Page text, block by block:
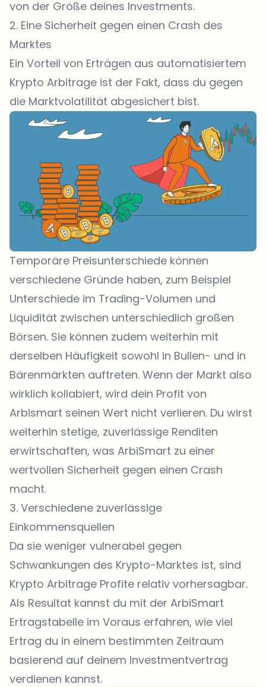
von der Größe deines Investments.
2. Eine Sicherheit gegen einen Crash des
Marktes
Ein Vorteil von Erträgen aus automatisiertem
Krypto Arbitrage ist der Fakt, dass du gegen
die Marktvolatilität abgesichert bist.
Temporäre Preisunterschiede können
verschiedene Gründe haben, zum Beispiel
Unterschiede im Trading-Volumen und
Liquidität zwischen unterschiedlich großen
Börsen. Sie können zudem weiterhin mit
derselben Häufigkeit sowohl in Bullen- und in
Bärenmärkten auftreten. Wenn der Markt also
wirklich kollabiert, wird dein Profit von
Arbismart seinen Wert nicht verlieren. Du wirst
weiterhin stetige, zuverlässige Renditen
erwirtschaften, was ArbiSmart zu einer
wertvollen Sicherheit gegen einen Crash
macht.
3. Verschiedene zuverlässige
Einkommensquellen
Da sie weniger vulnerabel gegen
Schwankungen des Krypto-Marktes ist, sind
Krypto Arbitrage Profite relativ vorhersagbar.
Als Resultat kannst du mit der ArbiSmart
Ertragstabelle im Voraus erfahren, wie viel
Ertrag du in einem bestimmten Zeitraum
basierend auf deinem Investmentvertrag
verdienen kannst.